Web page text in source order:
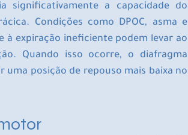
significativamente a capacidade do
Condições como DPOC, asma e
expiração ineficiente podem levar ao
Quando isso ocorre, o diafragma
posição de repouso mais baixa no